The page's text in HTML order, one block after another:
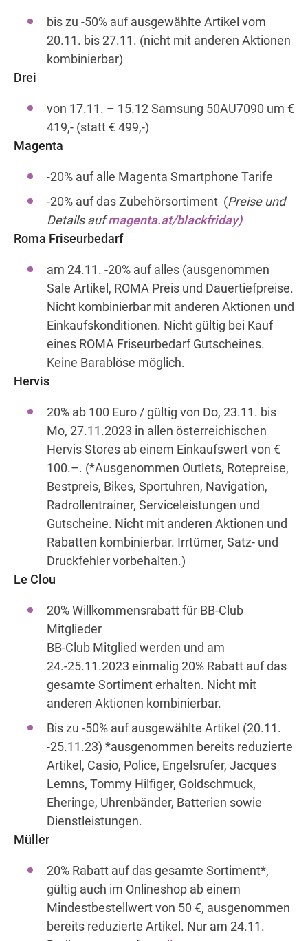
Wegbeschreibung
bis zu -50% auf ausgewählte Artikel vom
20.11. bis 27.11. (nicht mit anderen Aktionen
kombinierbar)
Drei
von 17.11. – 15.12 Samsung 50AU7090 um €
419,- (statt € 499,-)
Magenta
-20% auf alle Magenta Smartphone Tarife
-20% auf das Zubehörsortiment (Preise und
Details aufmagenta.at/blackfriday)
Roma Friseurbedarf
am 24.11. -20% auf alles (ausgenommen
Sale Artikel, ROMA Preis und Dauertiefpreise.
Nicht kombinierbar mit anderen Aktionen und
Einkaufskonditionen. Nicht gültig bei Kauf
eines ROMA Friseurbedarf Gutscheines.
Keine Barablöse möglich.
Hervis
20% ab 100 Euro / gültig von Do, 23.11. bis
Mo, 27.11.2023 in allen österreichischen
Hervis Stores ab einem Einkaufswert von €
100.–. (*Ausgenommen Outlets, Rotepreise,
Bestpreis, Bikes, Sportuhren, Navigation,
Radrollentrainer, Serviceleistungen und
Gutscheine. Nicht mit anderen Aktionen und
Rabatten kombinierbar. Irrtümer, Satz- und
Druckfehler vorbehalten.)
Le Clou
20% Willkommensrabatt für BB-Club
Mitglieder
BB-Club Mitglied werden und am
24.-25.11.2023 einmalig 20% Rabatt auf das
gesamte Sortiment erhalten. Nicht mit
anderen Aktionen kombinierbar.
Bis zu -50% auf ausgewählte Artikel (20.11.
-25.11.23) *ausgenommen bereits reduzierte
Artikel, Casio, Police, Engelsrufer, Jacques
Lemns, Tommy Hilfiger, Goldschmuck,
Eheringe, Uhrenbänder, Batterien sowie
Dienstleistungen.
Müller
20% Rabatt auf das gesamte Sortiment*,
gültig auch im Onlineshop ab einem
Mindestbestellwert von 50 €, ausgenommen
bereits reduzierte Artikel. Nur am 24.11.